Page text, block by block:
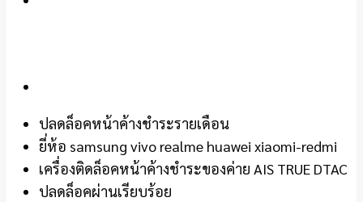
ปลดล็อคหน้าค้างชำระรายเดือน
ยี่ห้อ samsung vivo realme huawei xiaomi-redmi
เครื่องติดล็อคหน้าค้างชำระของค่าย AIS TRUE DTAC
ปลดล็อคผ่านเรียบร้อย